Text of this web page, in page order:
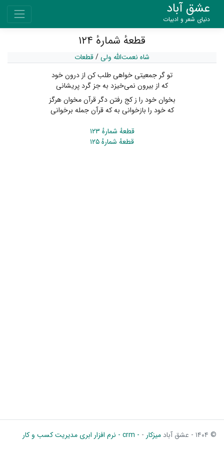
عشق آباد
دنیای شعر و ادبیات
قطعهٔ شمارهٔ ۱۲۴
شاه نعمت‌الله ولی/قطعات
تو گر جمعیتی خواهی طلب کن از درون خود
که از بیرون نمی‌خیزد به جز گرد پریشانی
بخوان خود را ز کج رفتن دگر قرآن مخوان هرگز
که خود را بازخوانی به که قرآن جمله برخوانی
قطعهٔ شمارهٔ ۱۲۳
قطعهٔ شمارهٔ ۱۲۵
© ۱۴۰۴ - عشق آباد میزکار - - crm - نرم افزار ابری مدیریت کسب و کار